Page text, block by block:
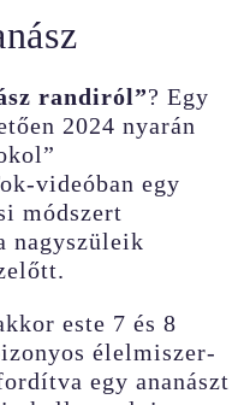
randiról”? Egy
2024 nyarán
videóban egy
módszert
nagyszüleik
este 7 és 8
élelmiszer-
egy ananászt